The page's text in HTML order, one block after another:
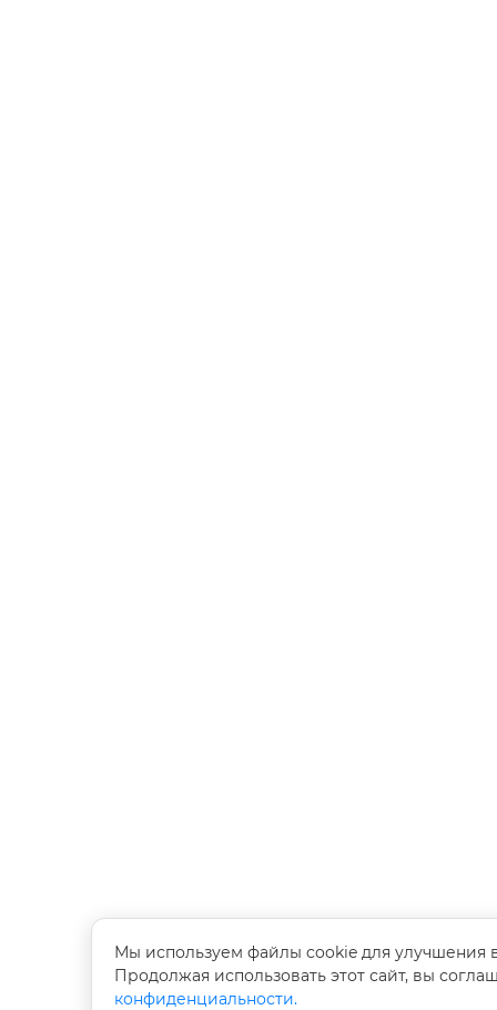
Мы используем файлы cookie для улучшения
Продолжая использовать этот сайт, вы
конфиденциальности.